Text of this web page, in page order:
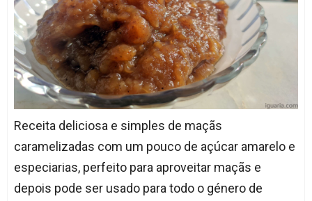
Receita deliciosa e simples de maçãs
caramelizadas com um pouco de açúcar amarelo e
especiarias, perfeito para aproveitar maçãs e
depois pode ser usado para todo o género de